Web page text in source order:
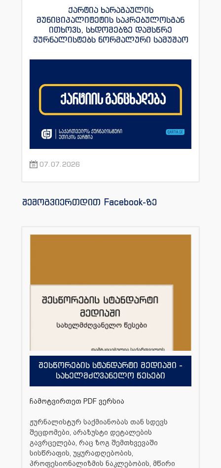
ქარტია ხარაგაულის
მუნიციპალიტეტის საკრებულოსგან
ითხოვს, სხდომებზე დამსწრე
ჟურნალისტებს ნორმალური სამუშაო
07.07.2026
შემოგვიერთდით Facebook-ზე
შესწორების სტანდარტი მედიაში -
სახელმძღვანელო წესები
ჩამოტვირთეთ PDF ვერსია
ჟურნალისტურ საქმიანობას თან სდევს
შეცდომები, არაზუსტი დეტალების
გავრცელება, რაც ზოგ შემთხვევაში
სისწრაფის, უყურადღებობის,
პროფესიონალიზმის ნაკლებობის, მწირი